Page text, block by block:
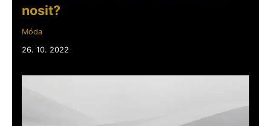
nosit?
Móda
26. 10. 2022